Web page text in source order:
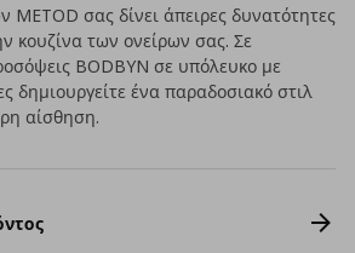
σας δίνει άπειρες δυνατότητες
κουζίνα των ονείρων σας. Σε
BODBYN σε υπόλευκο με
δημιουργείτε ένα παραδοσιακό στιλ
αίσθηση.